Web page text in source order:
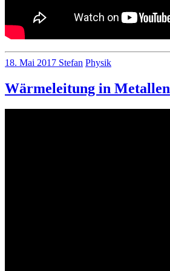
no
comments
Experiment
18. Mai 2017 Stefan Physik
Wärmeleitung in Metallen